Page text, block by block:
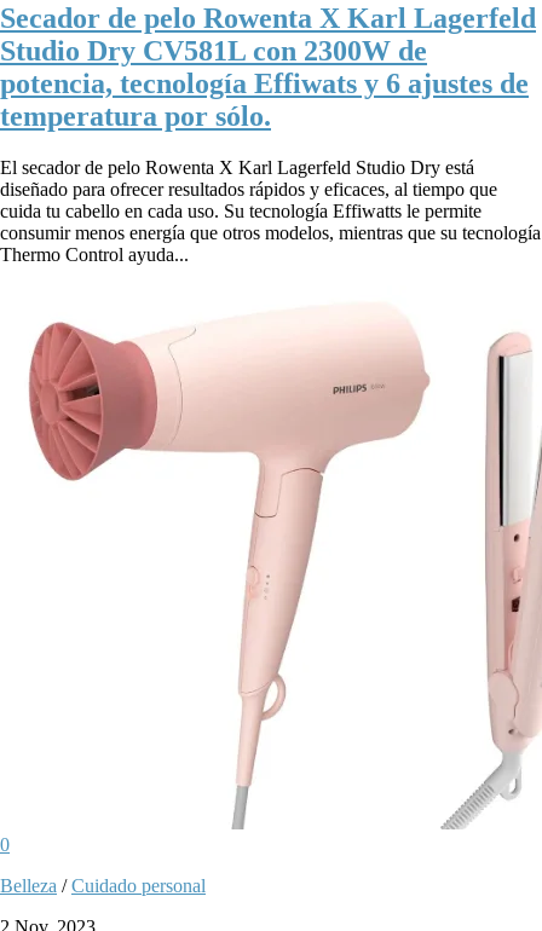
Secador de pelo Rowenta X Karl Lagerfeld
Studio Dry CV581L con 2300W de
potencia, tecnología Effiwats y 6 ajustes de
temperatura por sólo.
El secador de pelo Rowenta X Karl Lagerfeld Studio Dry está
diseñado para ofrecer resultados rápidos y eficaces, al tiempo que
cuida tu cabello en cada uso. Su tecnología Effiwatts le permite
consumir menos energía que otros modelos, mientras que su tecnología
Thermo Control ayuda...
0
Belleza /Cuidado personal
2 Nov, 2023